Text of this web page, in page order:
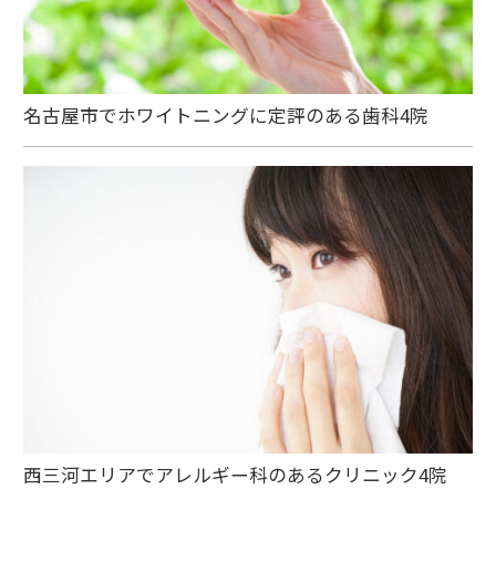
名古屋市でホワイトニングに定評のある歯科4院
西三河エリアでアレルギー科のあるクリニック4院